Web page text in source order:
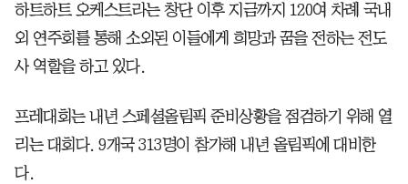
하트하트 오케스트라는 창단 이후 지금까지 120여 차례 국내
외 연주회를 통해 소외된 이들에게 희망과 꿈을 전하는 전도
사 역할을 하고 있다.
프레대회는 내년 스페셜올림픽 준비상황을 점검하기 위해 열
리는 대회다. 9개국 313명이 참가해 내년 올림픽에 대비한
다.